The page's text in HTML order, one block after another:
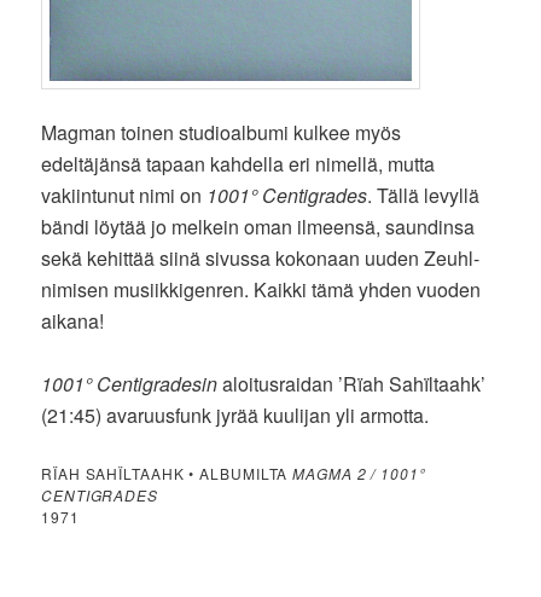
Magman toinen studioalbumi kulkee myös
edeltäjänsä tapaan kahdella eri nimellä, mutta
vakiintunut nimi on 1001° Centigrades. Tällä levyllä
bändi löytää jo melkein oman ilmeensä, saundinsa
sekä kehittää siinä sivussa kokonaan uuden Zeuhl-
nimisen musiikkigenren. Kaikki tämä yhden vuoden
aikana!
1001° Centigradesinaloitusraidan ’Rïah Sahïltaahk’
(21:45) avaruusfunk jyrää kuulijan yli armotta.
RÏAH SAHÏLTAAHK • ALBUMILTAMAGMA 2 / 1001°
CENTIGRADES
1971